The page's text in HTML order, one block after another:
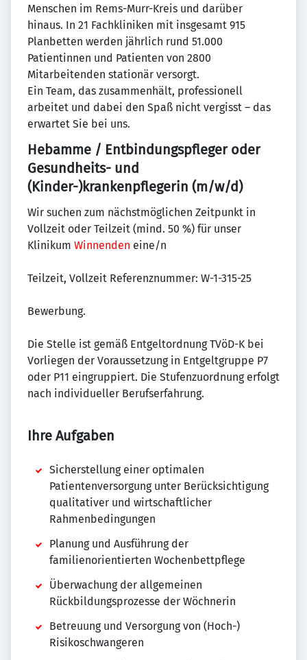
Menschen im Rems-Murr-Kreis und darüber
hinaus. In 21 Fachkliniken mit insgesamt 915
Planbetten werden jährlich rund 51.000
Patientinnen und Patienten von 2800
Mitarbeitenden stationär versorgt.
Ein Team, das zusammenhält, professionell
arbeitet und dabei den Spaß nicht vergisst – das
erwartet Sie bei uns.
Hebamme / Entbindungspfleger oder
Gesundheits- und
(Kinder-)krankenpflegerin (m/w/d)
Wir suchen zum nächstmöglichen Zeitpunkt in
Vollzeit oder Teilzeit (mind. 50 %) für unser
Klinikum Winnenden eine/n
Teilzeit, Vollzeit Referenznummer: W-1-315-25
Bewerbung.
Die Stelle ist gemäß Entgeltordnung TVöD-K bei
Vorliegen der Voraussetzung in Entgeltgruppe P7
oder P11 eingruppiert. Die Stufenzuordnung erfolgt
nach individueller Berufserfahrung.
Ihre Aufgaben
Sicherstellung einer optimalen
Patientenversorgung unter Berücksichtigung
qualitativer und wirtschaftlicher
Rahmenbedingungen
Planung und Ausführung der
familienorientierten Wochenbettpflege
Überwachung der allgemeinen
Rückbildungsprozesse der Wöchnerin
Betreuung und Versorgung von (Hoch-)
Risikoschwangeren